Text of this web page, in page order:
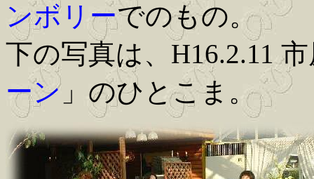
ンボリーでのもの。
下の写真は、H16.2.11
ーン 」のひとこま。